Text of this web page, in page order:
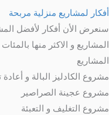
أفكار لمشاريع منزلية مربحة
سنعرض الأن أفكار لأفضل
المشاريع و الاكثر منها
المشاريع
مشروع الكادليز البالة و
مشروع عجينة الصراصير
مشروع التغليف و التعبئة